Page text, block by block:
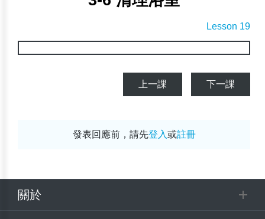
Lesson 19
上一課 下一課
發表回應前，請先登入或註冊
關於